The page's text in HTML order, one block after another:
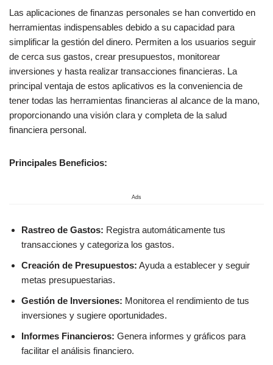
Las aplicaciones de finanzas personales se han convertido en
herramientas indispensables debido a su capacidad para
simplificar la gestión del dinero. Permiten a los usuarios seguir
de cerca sus gastos, crear presupuestos, monitorear
inversiones y hasta realizar transacciones financieras. La
principal ventaja de estos aplicativos es la conveniencia de
tener todas las herramientas financieras al alcance de la mano,
proporcionando una visión clara y completa de la salud
financiera personal.
Principales Beneficios:
Ads
Rastreo de Gastos: Registra automáticamente tus
transacciones y categoriza los gastos.
Creación de Presupuestos: Ayuda a establecer y seguir
metas presupuestarias.
Gestión de Inversiones: Monitorea el rendimiento de tus
inversiones y sugiere oportunidades.
Informes Financieros: Genera informes y gráficos para
facilitar el análisis financiero.